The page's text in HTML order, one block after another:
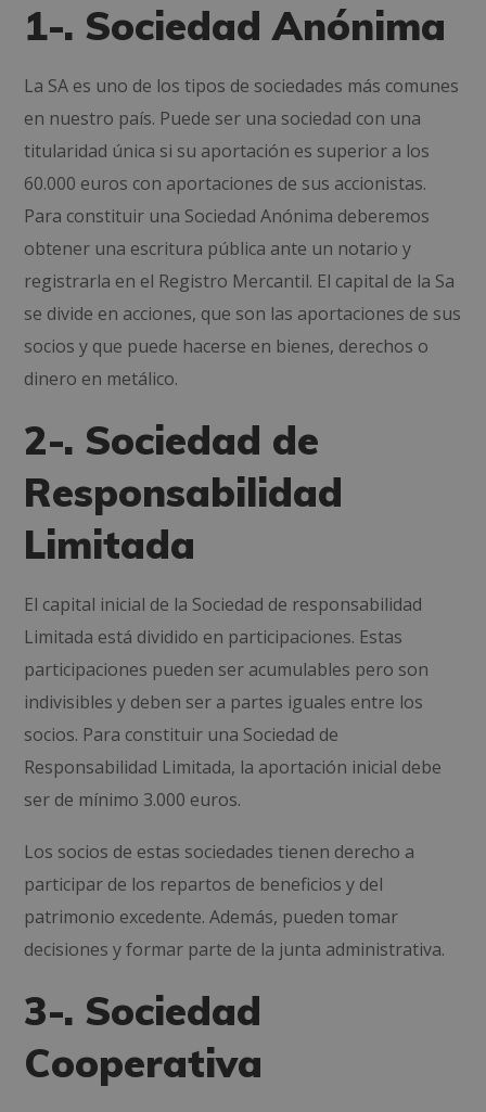
1-. Sociedad Anónima
La SA es uno de los tipos de sociedades más comunes
en nuestro país. Puede ser una sociedad con una
titularidad única si su aportación es superior a los
60.000 euros con aportaciones de sus accionistas.
Para constituir una Sociedad Anónima deberemos
obtener una escritura pública ante un notario y
registrarla en el Registro Mercantil. El capital de la Sa
se divide en acciones, que son las aportaciones de sus
socios y que puede hacerse en bienes, derechos o
dinero en metálico.
2-. Sociedad de
Responsabilidad
Limitada
El capital inicial de la Sociedad de responsabilidad
Limitada está dividido en participaciones. Estas
participaciones pueden ser acumulables pero son
indivisibles y deben ser a partes iguales entre los
socios. Para constituir una Sociedad de
Responsabilidad Limitada, la aportación inicial debe
ser de mínimo 3.000 euros.
Los socios de estas sociedades tienen derecho a
participar de los repartos de beneficios y del
patrimonio excedente. Además, pueden tomar
decisiones y formar parte de la junta administrativa.
3-. Sociedad
Cooperativa